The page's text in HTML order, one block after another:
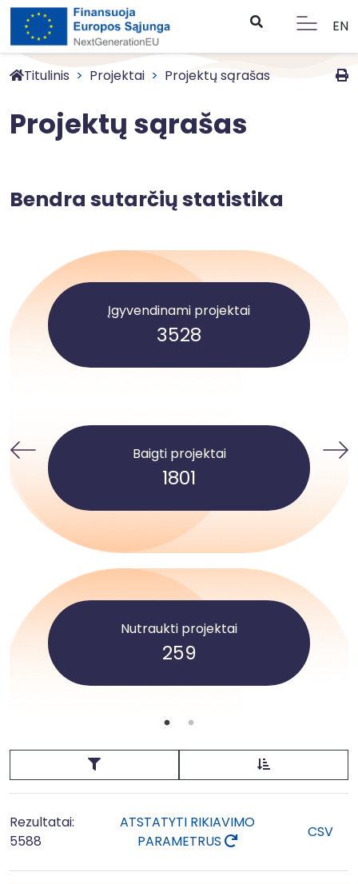
EN
Titulinis Projektai Projektų sąrašas
Projektų sąrašas
Bendra sutarčių statistika
Įgyvendinami projektai
3528
Baigti projektai
1801
Nutraukti projektai
259
Rezultatai:
5588
ATSTATYTI RIKIAVIMO
PARAMETRUS
CSV